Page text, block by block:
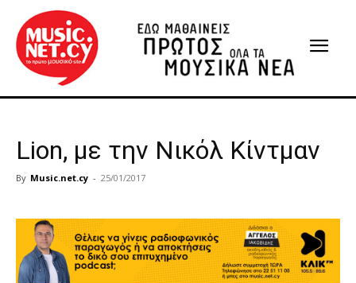
Lion, με την Νικόλ Κίντμαν
By Music.net.cy - 25/01/2017